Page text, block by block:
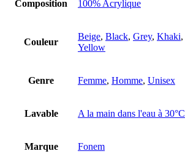
Composition 100% Acrylique
Couleur
Beige, Black, Grey, Khaki,
Yellow
Genre Femme, Homme, Unisex
Lavable A la main dans l'eau à 30°C
Marque Fonem